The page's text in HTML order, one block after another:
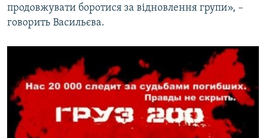
продовжувати боротися за відновлення групи», –
говорить Васильєва.